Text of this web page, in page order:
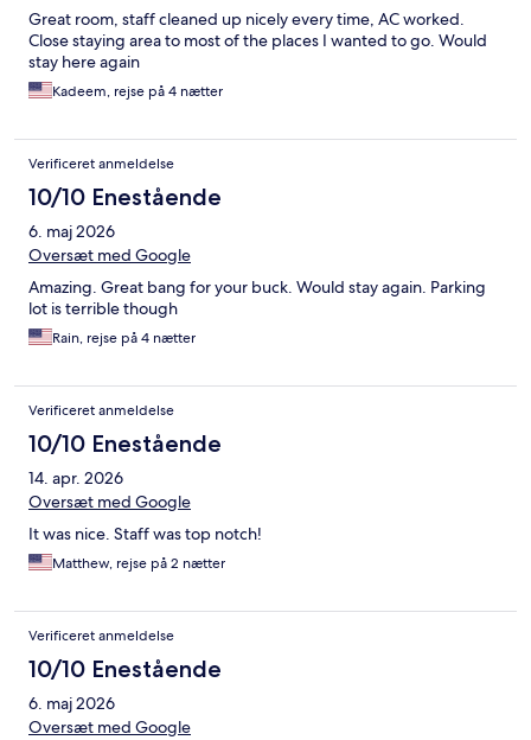
Great room, staff cleaned up nicely every time, AC worked.
Close staying area to most of the places I wanted to go. Would
stay here again
Kadeem, rejse på 4 nætter
Verificeret anmeldelse
10/10 Enestående
6. maj 2026
Oversæt med Google
Amazing. Great bang for your buck. Would stay again. Parking
lot is terrible though
Rain, rejse på 4 nætter
Verificeret anmeldelse
10/10 Enestående
14. apr. 2026
Oversæt med Google
It was nice. Staff was top notch!
Matthew, rejse på 2 nætter
Verificeret anmeldelse
10/10 Enestående
6. maj 2026
Oversæt med Google